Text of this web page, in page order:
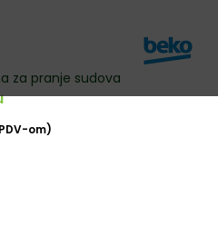
za pranje sudova
om)